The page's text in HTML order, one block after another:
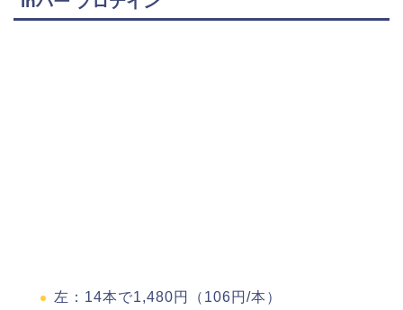
左：14本で1,480円（106円/本）